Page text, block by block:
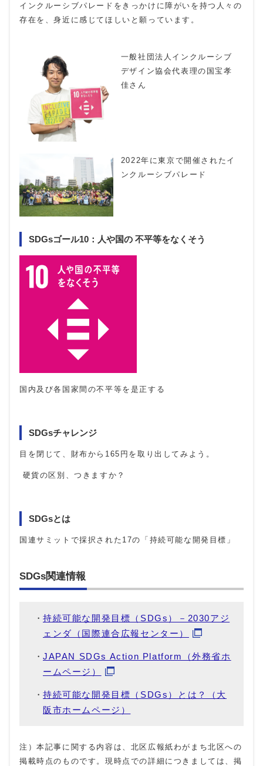
インクルーシブパレードをきっかけに障がいを持つ人々の
存在を、身近に感じてほしいと願っています。
一般社団法人インクルーシブ
デザイン協会代表理の国宝孝
佳さん
2022年に東京で開催されたイ
ンクルーシブパレード
SDGsゴール10：人や国の 不平等をなくそう
国内及び各国家間の不平等を是正する
SDGsチャレンジ
目を閉じて、財布から165円を取り出してみよう。
硬貨の区別、つきますか？
SDGsとは
国連サミットで採択された17の「持続可能な開発目標」
SDGs関連情報
持続可能な開発目標（SDGs）－2030アジ
ェンダ（国際連合広報センター）
JAPAN SDGs Action Platform（外務省ホ
ームページ）
持続可能な開発目標（SDGs）とは？（大
阪市ホームページ）
注）本記事に関する内容は、北区広報紙わがまち北区への
掲載時点のものです。現時点での詳細につきましては、掲